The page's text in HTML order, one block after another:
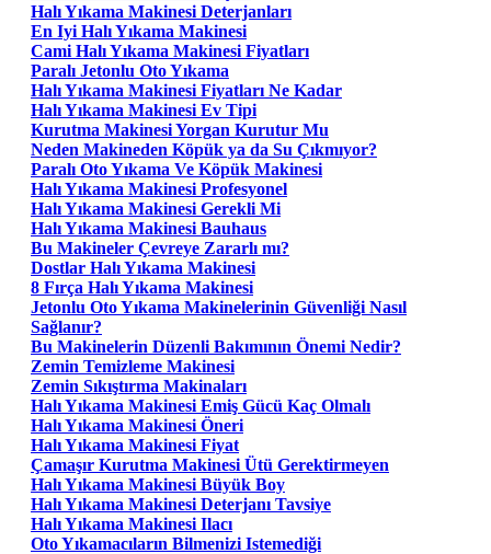
Halı Yıkama Makinesi Deterjanları
En Iyi Halı Yıkama Makinesi
Cami Halı Yıkama Makinesi Fiyatları
Paralı Jetonlu Oto Yıkama
Halı Yıkama Makinesi Fiyatları Ne Kadar
Halı Yıkama Makinesi Ev Tipi
Kurutma Makinesi Yorgan Kurutur Mu
Neden Makineden Köpük ya da Su Çıkmıyor?
Paralı Oto Yıkama Ve Köpük Makinesi
Halı Yıkama Makinesi Profesyonel
Halı Yıkama Makinesi Gerekli Mi
Halı Yıkama Makinesi Bauhaus
Bu Makineler Çevreye Zararlı mı?
Dostlar Halı Yıkama Makinesi
8 Fırça Halı Yıkama Makinesi
Jetonlu Oto Yıkama Makinelerinin Güvenliği Nasıl
Sağlanır?
Bu Makinelerin Düzenli Bakımının Önemi Nedir?
Zemin Temizleme Makinesi
Zemin Sıkıştırma Makinaları
Halı Yıkama Makinesi Emiş Gücü Kaç Olmalı
Halı Yıkama Makinesi Öneri
Halı Yıkama Makinesi Fiyat
Çamaşır Kurutma Makinesi Ütü Gerektirmeyen
Halı Yıkama Makinesi Büyük Boy
Halı Yıkama Makinesi Deterjanı Tavsiye
Halı Yıkama Makinesi Ilacı
Oto Yıkamacıların Bilmenizi Istemediği